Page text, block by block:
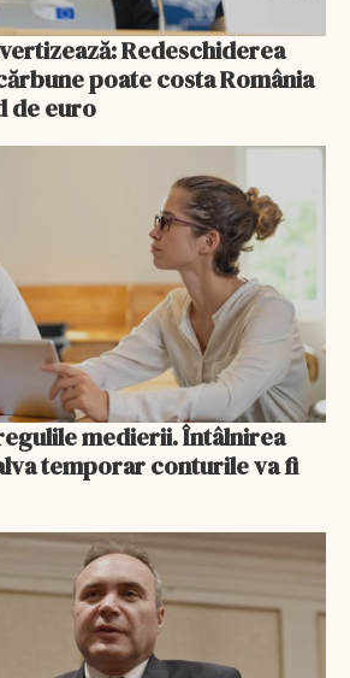
Redeschiderea
poate costa România
de euro
medierii. Întâlnirea
temporar conturile va fi